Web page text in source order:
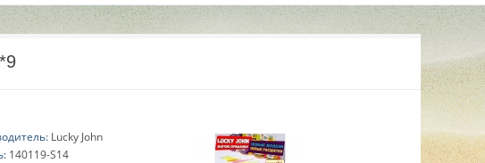
Lucky John
140119-S14